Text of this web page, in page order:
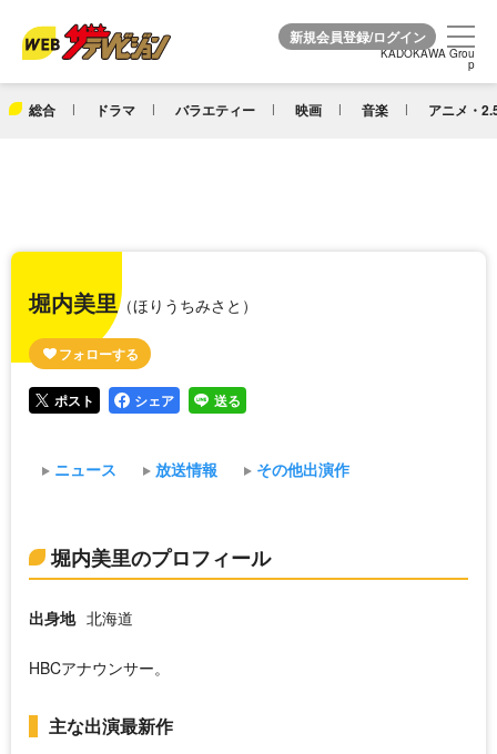
KADOKAWA Grou
p
総合 ドラマ バラエティー 映画 音楽 アニメ・
KADOKAWA Grou
p
堀内美里（ほりうちみさと）
ポスト シェア 送る
ニュース 放送情報 その他出演作
堀内美里のプロフィール
出身地 北海道
HBCアナウンサー。
主な出演最新作